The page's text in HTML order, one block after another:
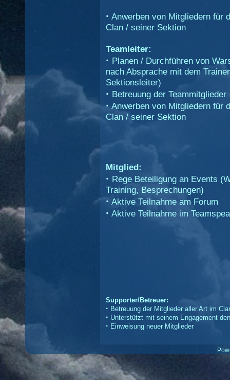
· Anwerben von Mitgliedern für
Clan / seiner Sektion
Teamleiter:
· Planen / Durchführen von
nach Absprache mit dem
Sektionsleiter)
· Betreuung der Teammitglieder
· Anwerben von Mitgliedern für
Clan / seiner Sektion
Mitglied:
· Rege Beteiligung an Events
Training, Besprechungen)
· Aktive Teilnahme am Forum
· Aktive Teilnahme im
Supporter/Betreuer:
· Betreuung der Mitglieder aller Art im
· Unterstützt mit seinem Engagement
· Einweisung neuer Mitglieder